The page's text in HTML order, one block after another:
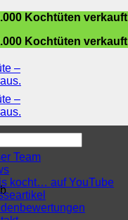
Kochtüten verkauft
Kochtüten verkauft
Team
kocht… auf YouTube